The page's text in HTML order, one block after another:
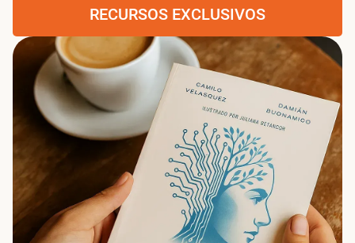
RECURSOS EXCLUSIVOS